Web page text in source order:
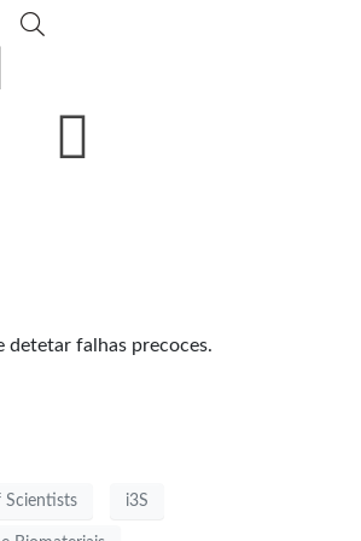
detetar falhas precoces.
Scientists i3S